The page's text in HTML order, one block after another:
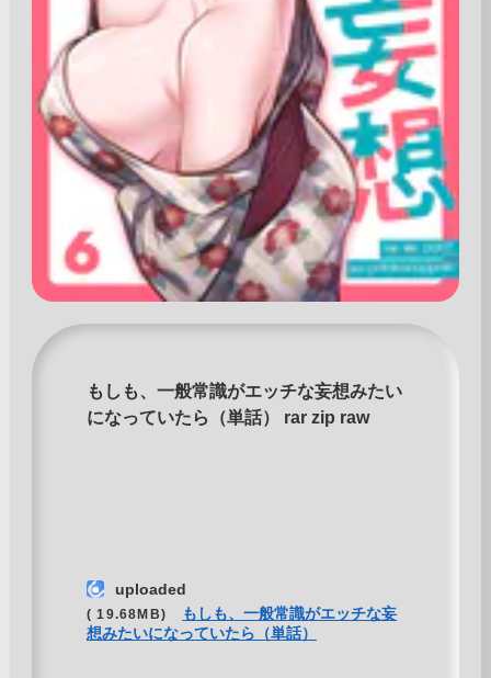
もしも、一般常識がエッチな妄想みたい
になっていたら（単話） rar zip raw
uploaded
( 19.68MB)
もしも、一般常識がエッチな妄
想みたいになっていたら（単話）